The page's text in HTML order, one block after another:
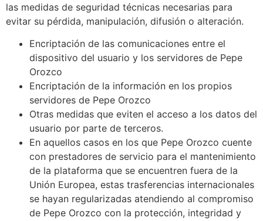
las medidas de seguridad técnicas necesarias para
evitar su pérdida, manipulación, difusión o alteración.
Encriptación de las comunicaciones entre el
dispositivo del usuario y los servidores de Pepe
Orozco
Encriptación de la información en los propios
servidores de Pepe Orozco
Otras medidas que eviten el acceso a los datos del
usuario por parte de terceros.
En aquellos casos en los que Pepe Orozco cuente
con prestadores de servicio para el mantenimiento
de la plataforma que se encuentren fuera de la
Unión Europea, estas trasferencias internacionales
se hayan regularizadas atendiendo al compromiso
de Pepe Orozco con la protección, integridad y